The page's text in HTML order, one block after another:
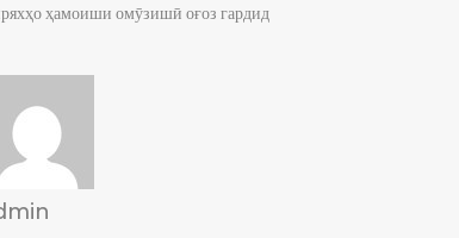
ҳамоиши омӯзишӣ оғоз гардид